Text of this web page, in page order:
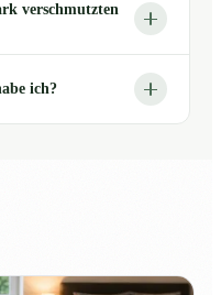
verschmutzten
ich?